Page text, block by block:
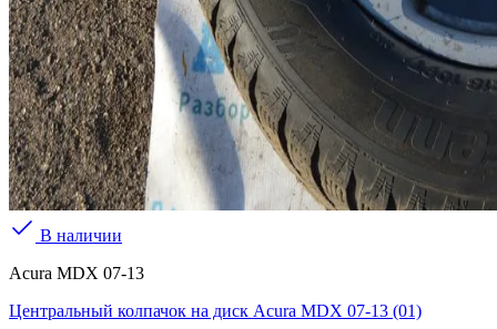
В наличии
Acura MDX 07-13
Центральный колпачок на диск Acura MDX 07-13 (01)